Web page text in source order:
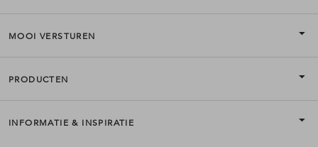
MOOI VERSTUREN
PRODUCTEN
INFORMATIE & INSPIRATIE